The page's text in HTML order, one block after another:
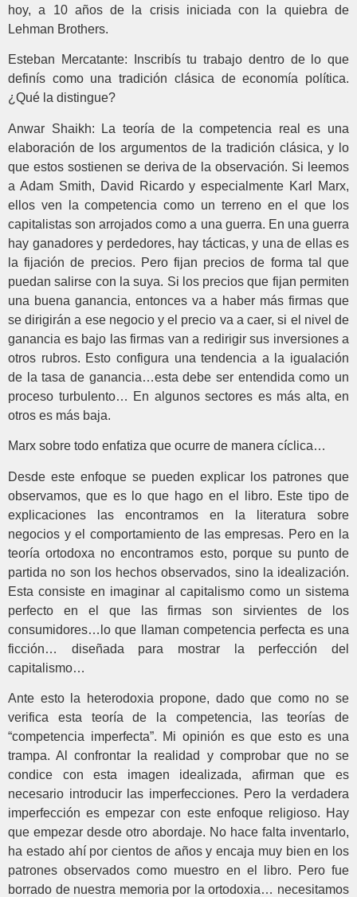
hoy, a 10 años de la crisis iniciada con la quiebra de
Lehman Brothers.
Esteban Mercatante: Inscribís tu trabajo dentro de lo que
definís como una tradición clásica de economía política.
¿Qué la distingue?
Anwar Shaikh: La teoría de la competencia real es una
elaboración de los argumentos de la tradición clásica, y lo
que estos sostienen se deriva de la observación. Si leemos
a Adam Smith, David Ricardo y especialmente Karl Marx,
ellos ven la competencia como un terreno en el que los
capitalistas son arrojados como a una guerra. En una guerra
hay ganadores y perdedores, hay tácticas, y una de ellas es
la fijación de precios. Pero fijan precios de forma tal que
puedan salirse con la suya. Si los precios que fijan permiten
una buena ganancia, entonces va a haber más firmas que
se dirigirán a ese negocio y el precio va a caer, si el nivel de
ganancia es bajo las firmas van a redirigir sus inversiones a
otros rubros. Esto configura una tendencia a la igualación
de la tasa de ganancia…esta debe ser entendida como un
proceso turbulento… En algunos sectores es más alta, en
otros es más baja.
Marx sobre todo enfatiza que ocurre de manera cíclica…
Desde este enfoque se pueden explicar los patrones que
observamos, que es lo que hago en el libro. Este tipo de
explicaciones las encontramos en la literatura sobre
negocios y el comportamiento de las empresas. Pero en la
teoría ortodoxa no encontramos esto, porque su punto de
partida no son los hechos observados, sino la idealización.
Esta consiste en imaginar al capitalismo como un sistema
perfecto en el que las firmas son sirvientes de los
consumidores…lo que llaman competencia perfecta es una
ficción… diseñada para mostrar la perfección del
capitalismo…
Ante esto la heterodoxia propone, dado que como no se
verifica esta teoría de la competencia, las teorías de
“competencia imperfecta”. Mi opinión es que esto es una
trampa. Al confrontar la realidad y comprobar que no se
condice con esta imagen idealizada, afirman que es
necesario introducir las imperfecciones. Pero la verdadera
imperfección es empezar con este enfoque religioso. Hay
que empezar desde otro abordaje. No hace falta inventarlo,
ha estado ahí por cientos de años y encaja muy bien en los
patrones observados como muestro en el libro. Pero fue
borrado de nuestra memoria por la ortodoxia… necesitamos